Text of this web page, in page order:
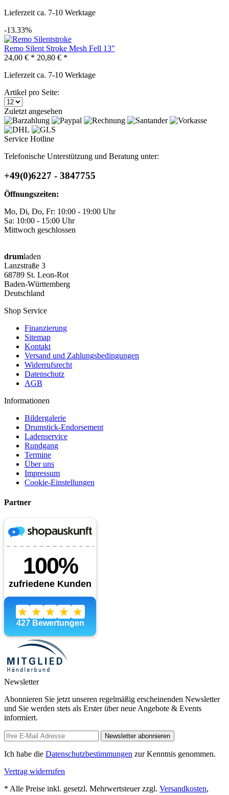
Lieferzeit ca. 7-10 Werktage
-13.33%
Remo Silent Stroke Mesh Fell 13"
24,00 € * 20,80 € *
Lieferzeit ca. 7-10 Werktage
Artikel pro Seite:
Zuletzt angesehen
Service Hotline
Telefonische Unterstützung und Beratung unter:
+49(0)6227 - 3847755
Öffnungszeiten:
Mo, Di, Do, Fr: 10:00 - 19:00 Uhr
Sa: 10:00 - 15:00 Uhr
Mittwoch geschlossen
drumladen
Lanzstraße 3
68789 St. Leon-Rot
Baden-Württemberg
Deutschland
Shop Service
Finanzierung
Sitemap
Kontakt
Versand und Zahlungsbedingungen
Widerrufsrecht
Datenschutz
AGB
Informationen
Bildergalerie
Drumstick-Endorsement
Ladenservice
Rundgang
Termine
Über uns
Impressum
Cookie-Einstellungen
Partner
Newsletter
Abonnieren Sie jetzt unseren regelmäßig erscheinenden Newsletter
und Sie werden stets als Erster über neue Angebote & Events
informiert.
Newsletter abonnieren
Ich habe die Datenschutzbestimmungen zur Kenntnis genommen.
Vertrag widerrufen
* Alle Preise inkl. gesetzl. Mehrwertsteuer zzgl. Versandkosten,